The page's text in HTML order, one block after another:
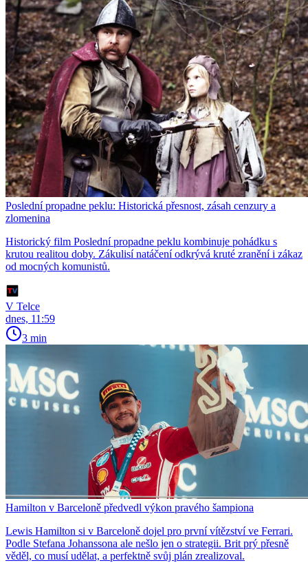
Poslední propadne peklu: Historická přesnost, zásah cenzury a
zlomenina
Historický film Poslední propadne peklu kombinuje pohádku s
krutou realitou doby. Zákulisí natáčení odkrývá kruté zranění i zákaz
od mocných komunistů.
V Telce
dnes, 11:59
3 min
Hamilton v Barceloně předvedl výkon pravého šampiona
Lewis Hamilton si v Barceloně dojel pro první vítězství ve Ferrari.
Podle Stefana Johanssona ale nešlo jen o strategii. Brit prý přesně
věděl, co musí udělat, a perfektně svůj plán zrealizoval.